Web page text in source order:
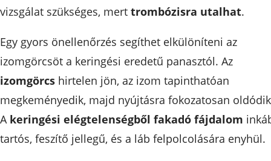
vizsgálat szükséges, mert trombózisra utalhat.
Egy gyors önellenőrzés segíthet elkülöníteni az
izomgörcsöt a keringési eredetű panasztól. Az
izomgörcs hirtelen jön, az izom tapinthatóan
megkeményedik, majd nyújtásra fokozatosan
A keringési elégtelenségből fakadó fájdalom
tartós, feszítő jellegű, és a láb felpolcolására enyhül.